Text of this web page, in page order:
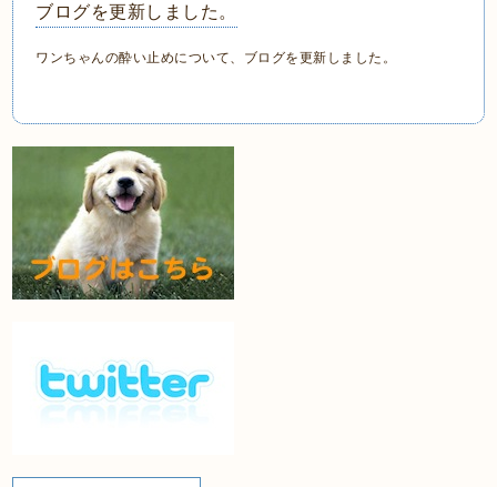
ブログを更新しました。
ワンちゃんの酔い止めについて、ブログを更新しました。